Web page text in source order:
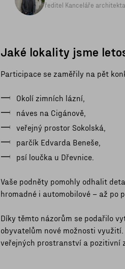
ředitel Kanceláře
Jaké lokality jsme
Participace se zaměřily na pět
Okolí zimních lázní,
náves na Cigánově,
veřejný prostor Sokolská,
parčík Edvarda Beneše,
psí loučka u Dřevnice.
Vaše podněty pomohly odhalit
hromadné i automobilové – až po
Díky těmto názorům se podařilo
obyvatelům nové možnosti
veřejných prostranství a pozitivní